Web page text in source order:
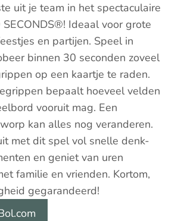
uit je team in het spectaculaire
Ideaal voor grote
en partijen. Speel in
binnen 30 seconden zoveel
op een kaartje te raden.
bepaalt hoeveel velden
vooruit mag. Een
kan alles nog veranderen.
met dit spel vol snelle denk-
en geniet van uren
familie en vrienden. Kortom,
gegarandeerd!